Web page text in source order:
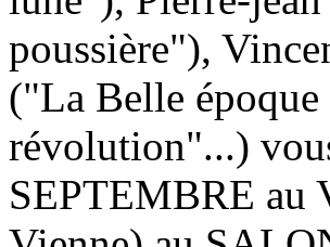
poussière"),
("La Belle
révolution"...)
SEPTEMBRE au